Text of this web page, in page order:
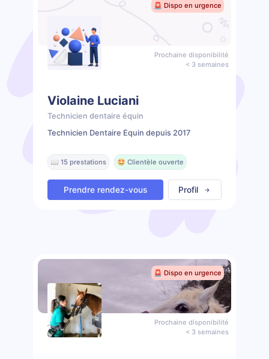
🚨 Dispo en urgence
Prochaine disponibilité
< 3 semaines
Violaine Luciani
Technicien dentaire équin
Technicien Dentaire Équin depuis 2017
📖 15 prestations 🤩 Clientèle ouverte
Prendre rendez-vous Profil
🚨 Dispo en urgence
Prochaine disponibilité
< 3 semaines